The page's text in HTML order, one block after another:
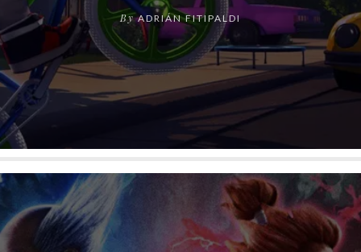
By ADRIÁN FITIPALDI